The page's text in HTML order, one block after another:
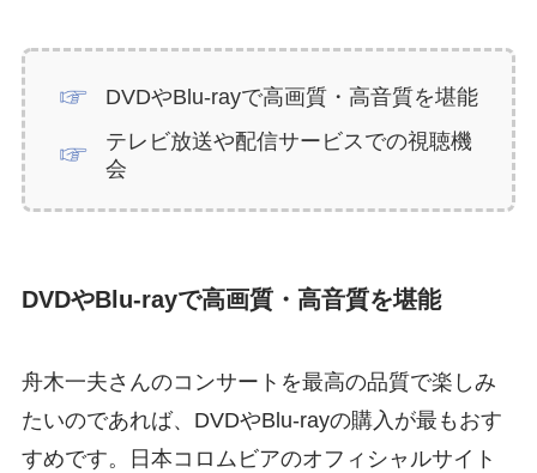
DVDやBlu-rayで高画質・高音質を堪能
テレビ放送や配信サービスでの視聴機
会
DVDやBlu-rayで高画質・高音質を堪能
舟木一夫さんのコンサートを最高の品質で楽しみ
たいのであれば、DVDやBlu-rayの購入が最もおす
すめです。日本コロムビアのオフィシャルサイト